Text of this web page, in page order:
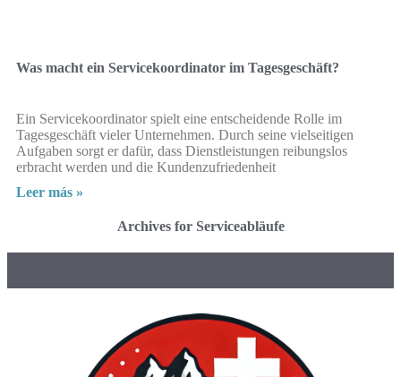
Was macht ein Servicekoordinator im Tagesgeschäft?
Ein Servicekoordinator spielt eine entscheidende Rolle im
Tagesgeschäft vieler Unternehmen. Durch seine vielseitigen
Aufgaben sorgt er dafür, dass Dienstleistungen reibungslos
erbracht werden und die Kundenzufriedenheit
Leer más »
Archives for Serviceabläufe